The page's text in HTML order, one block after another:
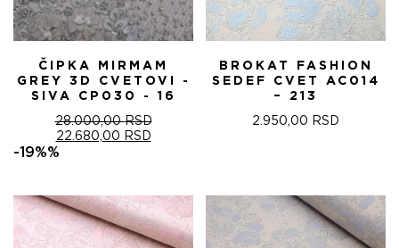
ČIPKA MIRMAM
GREY 3D CVETOVI -
SIVA CP030 - 16
28.000,00RSD
ОРИГИНАЛНА
ЦЕНА
28.000,00 RSD.
22.680,00 RSDТРЕНУТНА
-19%%
BROKAT FASHION
SEDEF CVET AC014
– 213
2.950,00 RSD